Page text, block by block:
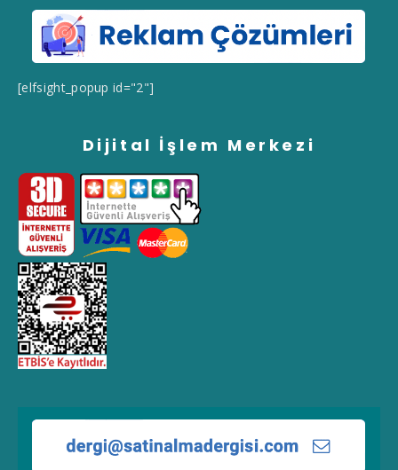
[elfsight_popup id="2"]
Dijital İşlem Merkezi